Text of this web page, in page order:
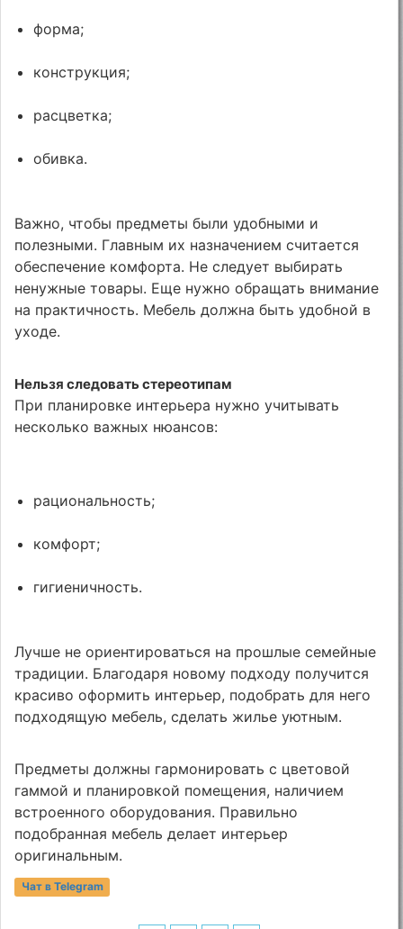
форма;
конструкция;
расцветка;
обивка.
Важно, чтобы предметы были удобными и
полезными. Главным их назначением считается
обеспечение комфорта. Не следует выбирать
ненужные товары. Еще нужно обращать внимание
на практичность. Мебель должна быть удобной в
уходе.
Нельзя следовать стереотипам
При планировке интерьера нужно учитывать
несколько важных нюансов:
рациональность;
комфорт;
гигиеничность.
Лучше не ориентироваться на прошлые семейные
традиции. Благодаря новому подходу получится
красиво оформить интерьер, подобрать для него
подходящую мебель, сделать жилье уютным.
Предметы должны гармонировать с цветовой
гаммой и планировкой помещения, наличием
встроенного оборудования. Правильно
подобранная мебель делает интерьер
оригинальным.
Чат в Telegram